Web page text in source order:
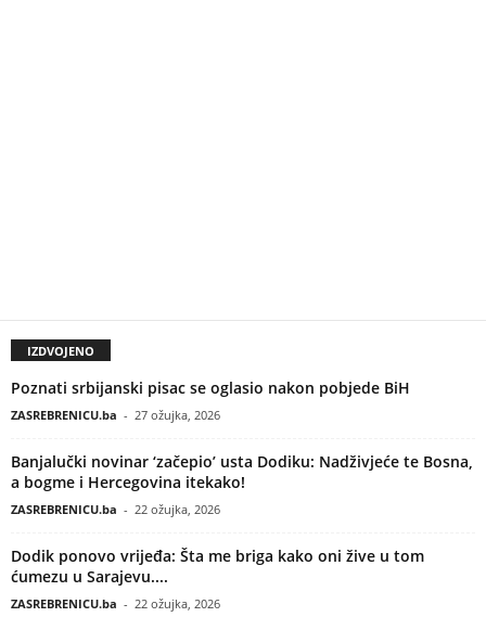
IZDVOJENO
Poznati srbijanski pisac se oglasio nakon pobjede BiH
ZASREBRENICU.ba - 27 ožujka, 2026
Banjalučki novinar ‘začepio’ usta Dodiku: Nadživjeće te Bosna,
a bogme i Hercegovina itekako!
ZASREBRENICU.ba - 22 ožujka, 2026
Dodik ponovo vrijeđa: Šta me briga kako oni žive u tom
ćumezu u Sarajevu....
ZASREBRENICU.ba - 22 ožujka, 2026